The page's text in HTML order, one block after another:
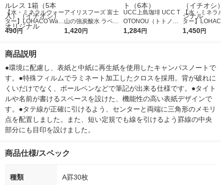
【水・ミネラルウォー
ター】LOHACO Wate
r（ロハコウォータ
シ） オリジナル
490円
アイリスフーズ 富士
山の強炭酸水 ラベル
レス 500ml 1箱（24
1,420円
UCC上島珈琲 UCC T
OTONOU（トトノ
ウ） by BLACK無糖 5
1,284円
【水・ミネラ
ター】
r 410ml 1箱（
1,450円
商品説明
●環境に配慮し、表紙と中紙に再生紙を使用したキャンパスノートで
す。●特殊フィルムでラミネート加工したクロスを採用。背が破れに
くいだけでなく、ボールペンなどで筆記が出来る仕様です。●タイト
ルや名前が書けるスペースを設けた、機能性の高い表紙デザインで
す。●タテ線が正確に引けるよう、センターと両端に三角形のメモリ
点を配置しました。また、短い定規でも線を引けるよう罫線の中央
部分にも目印を設けました。
商品仕様/スペック
種類 A罫30枚